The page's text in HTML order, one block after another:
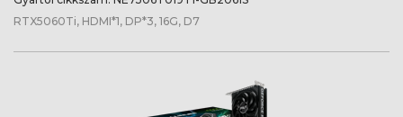
RTX5060Ti, HDMI*1, DP*3, 16G, D7